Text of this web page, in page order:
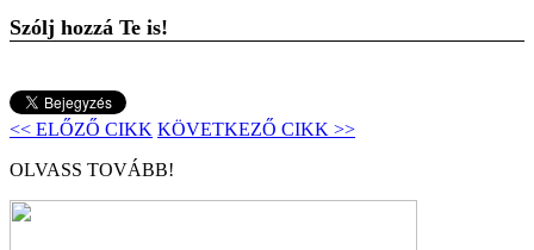
Szólj hozzá Te is!
<< ELŐZŐ CIKK KÖVETKEZŐ CIKK >>
OLVASS TOVÁBB!